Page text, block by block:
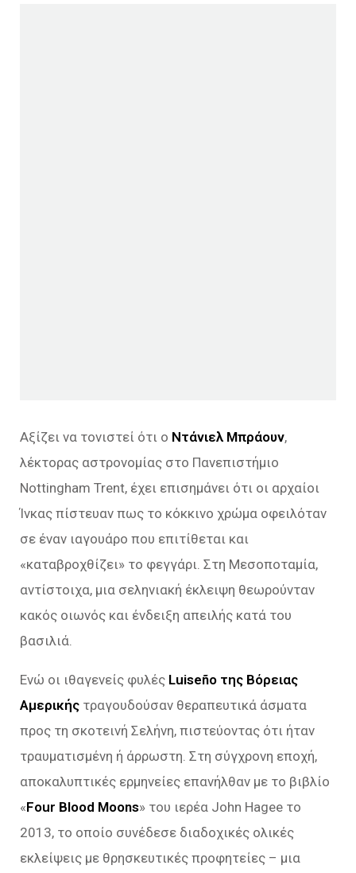
Αξίζει να τονιστεί ότι ο Ντάνιελ Μπράουν,
λέκτορας αστρονομίας στο Πανεπιστήμιο
Nottingham Trent, έχει επισημάνει ότι οι αρχαίοι
Ίνκας πίστευαν πως το κόκκινο χρώμα οφειλόταν
σε έναν ιαγουάρο που επιτίθεται και
«καταβροχθίζει» το φεγγάρι. Στη Μεσοποταμία,
αντίστοιχα, μια σεληνιακή έκλειψη θεωρούνταν
κακός οιωνός και ένδειξη απειλής κατά του
βασιλιά.
Ενώ οι ιθαγενείς φυλές Luiseño της Βόρειας
Αμερικής τραγουδούσαν θεραπευτικά άσματα
προς τη σκοτεινή Σελήνη, πιστεύοντας ότι ήταν
τραυματισμένη ή άρρωστη. Στη σύγχρονη εποχή,
αποκαλυπτικές ερμηνείες επανήλθαν με το βιβλίο
«Four Blood Moons» του ιερέα John Hagee το
2013, το οποίο συνέδεσε διαδοχικές ολικές
εκλείψεις με θρησκευτικές προφητείες – μια